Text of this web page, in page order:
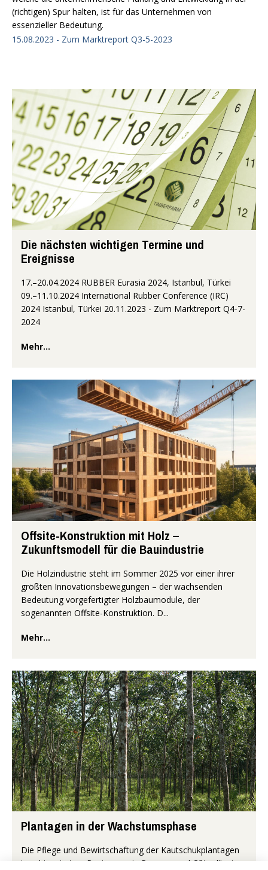
(richtigen) Spur halten, ist für das Unternehmen von
essenzieller Bedeutung.
15.08.2023 - Zum Marktreport Q3-5-2023
Die nächsten wichtigen Termine und
Ereignisse
17.–20.04.2024 RUBBER Eurasia 2024, Istanbul, Türkei
09.–11.10.2024 International Rubber Conference (IRC)
2024 Istanbul, Türkei 20.11.2023 - Zum Marktreport Q4-7-
2024
Mehr...
Offsite-Konstruktion mit Holz –
Zukunftsmodell für die Bauindustrie
Die Holzindustrie steht im Sommer 2025 vor einer ihrer
größten Innovationsbewegungen – der wachsenden
Bedeutung vorgefertigter Holzbaumodule, der
sogenannten Offsite-Konstruktion. D...
Mehr...
Plantagen in der Wachstumsphase
Die Pflege und Bewirtschaftung der Kautschukplantagen
in subtropischen Regionen wie Panama und Côte d’Ivoire